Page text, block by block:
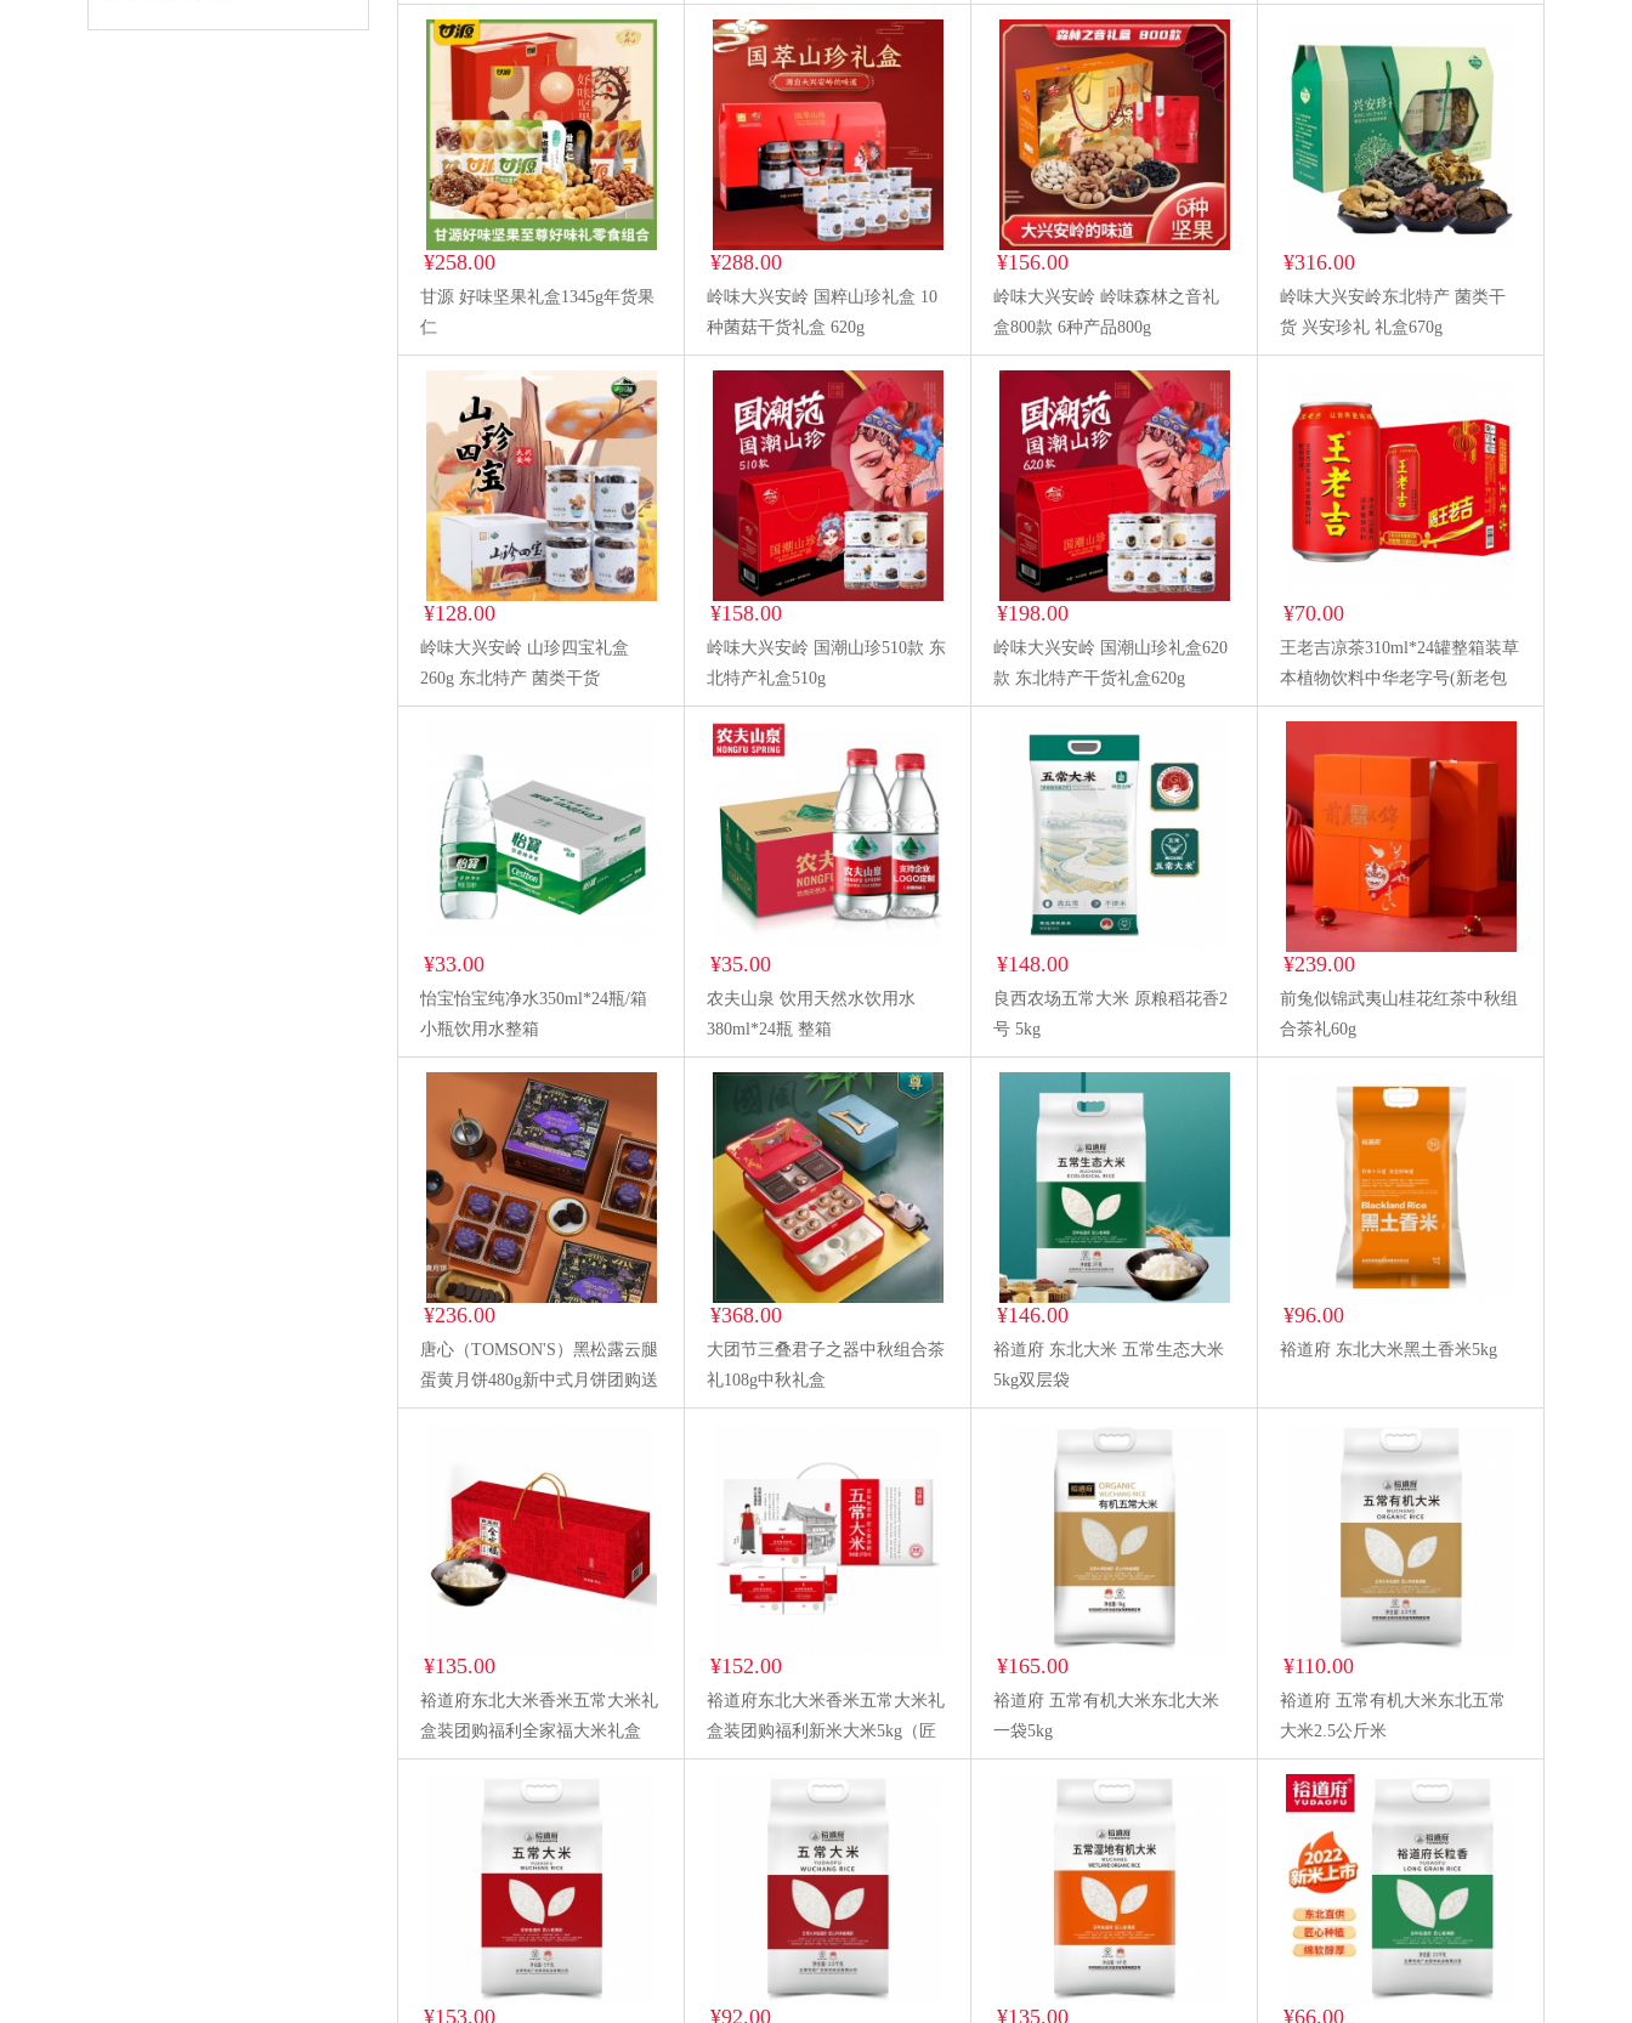
¥258.00
甘源 好味坚果礼盒1345g年货果
仁
¥288.00
岭味大兴安岭 国粹山珍礼盒 10
种菌菇干货礼盒 620g
¥156.00
岭味大兴安岭 岭味森林之音礼
盒800款 6种产品800g
¥316.00
岭味大兴安岭东北特产 菌类干
货 兴安珍礼 礼盒670g
¥128.00
岭味大兴安岭 山珍四宝礼盒
260g 东北特产 菌类干货
¥158.00
岭味大兴安岭 国潮山珍510款 东
北特产礼盒510g
¥198.00
岭味大兴安岭 国潮山珍礼盒620
款 东北特产干货礼盒620g
¥70.00
王老吉凉茶310ml*24罐整箱装草
本植物饮料中华老字号(新老包
装随机发货)
¥33.00
怡宝怡宝纯净水350ml*24瓶/箱
小瓶饮用水整箱
¥35.00
农夫山泉 饮用天然水饮用水
380ml*24瓶 整箱
¥148.00
良西农场五常大米 原粮稻花香2
号 5kg
¥239.00
前兔似锦武夷山桂花红茶中秋组
合茶礼60g
¥236.00
唐心（TOMSON'S）黑松露云腿
蛋黄月饼480g新中式月饼团购送
礼礼盒 黑松露云腿蛋黄月饼
¥368.00
大团节三叠君子之器中秋组合茶
礼108g中秋礼盒
¥146.00
裕道府 东北大米 五常生态大米
5kg双层袋
¥96.00
裕道府 东北大米黑土香米5kg
¥135.00
裕道府东北大米香米五常大米礼
盒装团购福利全家福大米礼盒
5KG(中国红）
¥152.00
裕道府东北大米香米五常大米礼
盒装团购福利新米大米5kg（匠
心）
¥165.00
裕道府 五常有机大米东北大米
一袋5kg
¥110.00
裕道府 五常有机大米东北五常
大米2.5公斤米
¥153.00 ¥92.00 ¥135.00 ¥66.00